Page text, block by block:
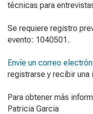
técnicas para
Se requiere registro
evento: 1040501.
Envíe un correo
registrarse y recibir una
Para obtener más
Patricia Garcia